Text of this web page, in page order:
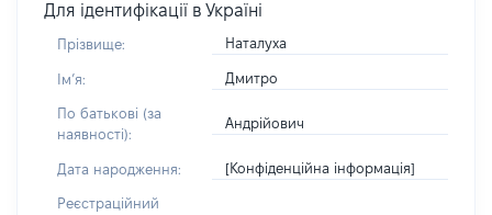
Для ідентифікації в Україні
Прізвище: Наталуха
Імʼя: Дмитро
По батькові (за
наявності):
Андрійович
Дата народження: [Конфіденційна інформація]
Реєстраційний